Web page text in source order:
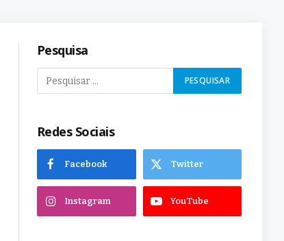
Pesquisa
Redes Sociais
Facebook Twitter
Instagram YouTube